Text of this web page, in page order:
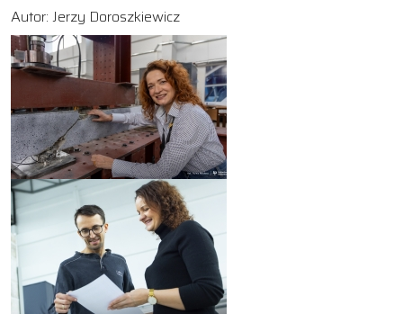
Autor: Jerzy Doroszkiewicz